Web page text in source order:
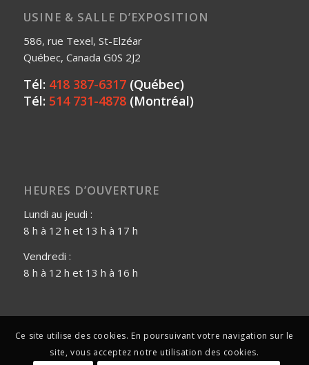
USINE & SALLE D’EXPOSITION
586, rue Texel, St-Elzéar
Québec, Canada G0S 2J2
Tél: 418 387-6317(Québec)
Tél: 514 731-4878(Montréal)
HEURES D’OUVERTURE
Lundi au jeudi :
8 h à 12 h et 13 h à 17 h
Vendredi :
8 h à 12 h et 13 h à 16 h
Ce site utilise des cookies. En poursuivant votre navigation sur le
site, vous acceptez notre utilisation des cookies.